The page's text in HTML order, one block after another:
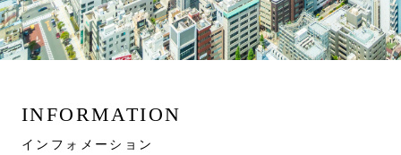
INFORMATION
インフォメーション